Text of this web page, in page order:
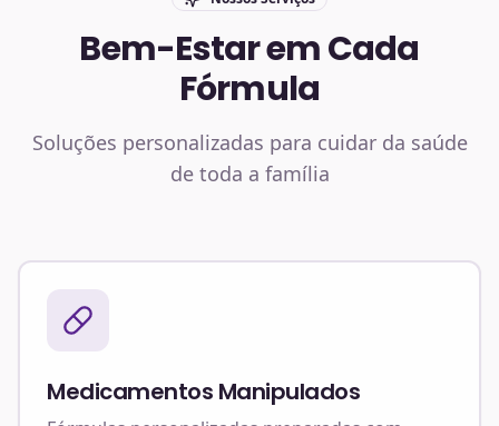
Bem-Estar em Cada
Fórmula
Soluções personalizadas para cuidar da saúde
de toda a família
Medicamentos Manipulados